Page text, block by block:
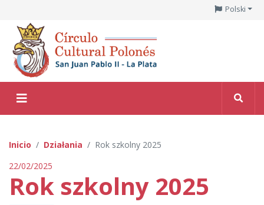
Polski
Inicio Działania
Rok szkolny 2025
22/02/2025
Rok szkolny 2025